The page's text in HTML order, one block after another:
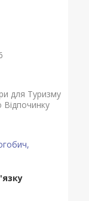
для Туризму